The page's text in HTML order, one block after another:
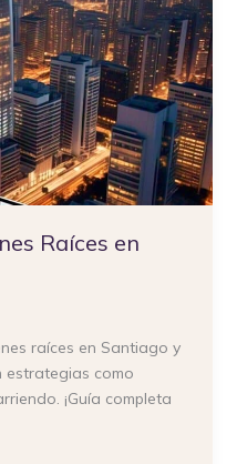
Raíces en
raíces en Santiago y
como
¡Guía completa